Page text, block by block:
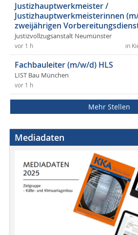
Justizhauptwerkmeister /
Justizhauptwerkmeisterinnen
zweijährigen
Justizvollzugsanstalt Neumünster
in
vor 1 h
Fachbauleiter (m/w/d) HLS
LIST Bau München
vor 1 h
Mehr Stellen
Mediadaten